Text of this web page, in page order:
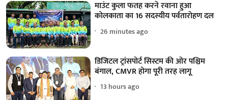
माउंट कुला फतह करने रवाना हुआ
कोलकाता का 16 सदस्यीय पर्वतारोहण दल
26 minutes ago
डिजिटल ट्रांसपोर्ट सिस्टम की ओर पश्चिम
बंगाल, CMVR होगा पूरी तरह लागू
13 hours ago